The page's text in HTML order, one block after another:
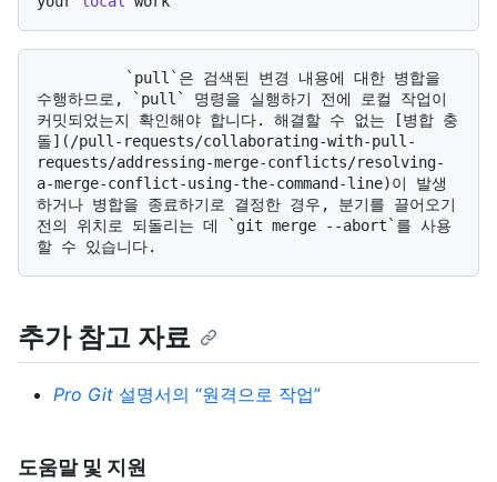
수행하므로, `pull` 명령을 실행하기 전에 로컬 작업이
커밋되었는지 확인해야 합니다. 해결할 수 없는 [병합 충
돌](/pull-requests/collaborating-with-pull-
requests/addressing-merge-conflicts/resolving-
a-merge-conflict-using-the-command-line)이 발생
하거나 병합을 종료하기로 결정한 경우, 분기를 끌어오기
전의 위치로 되돌리는 데 `git merge --abort`를 사용
추가 참고 자료
Pro Git 설명서의 “원격으로 작업”
도움말 및 지원